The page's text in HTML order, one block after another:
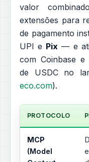
valor
extensões para
de pagamento
UPI e Pix — e
com Coinbase e
de USDC no
eco.com).
PROTOCOLO
MCP
(Model